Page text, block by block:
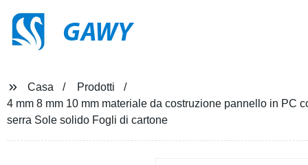
GAWY
Casa
Prodotti
4 mm 8 mm 10 mm materiale da costruzione pannello in PC
serra Sole solido Fogli di cartone